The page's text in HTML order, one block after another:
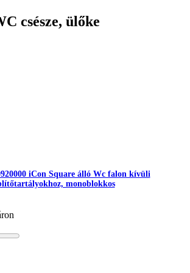
csésze, ülőke
iCon Square álló Wc falon kívüli
monoblokkos